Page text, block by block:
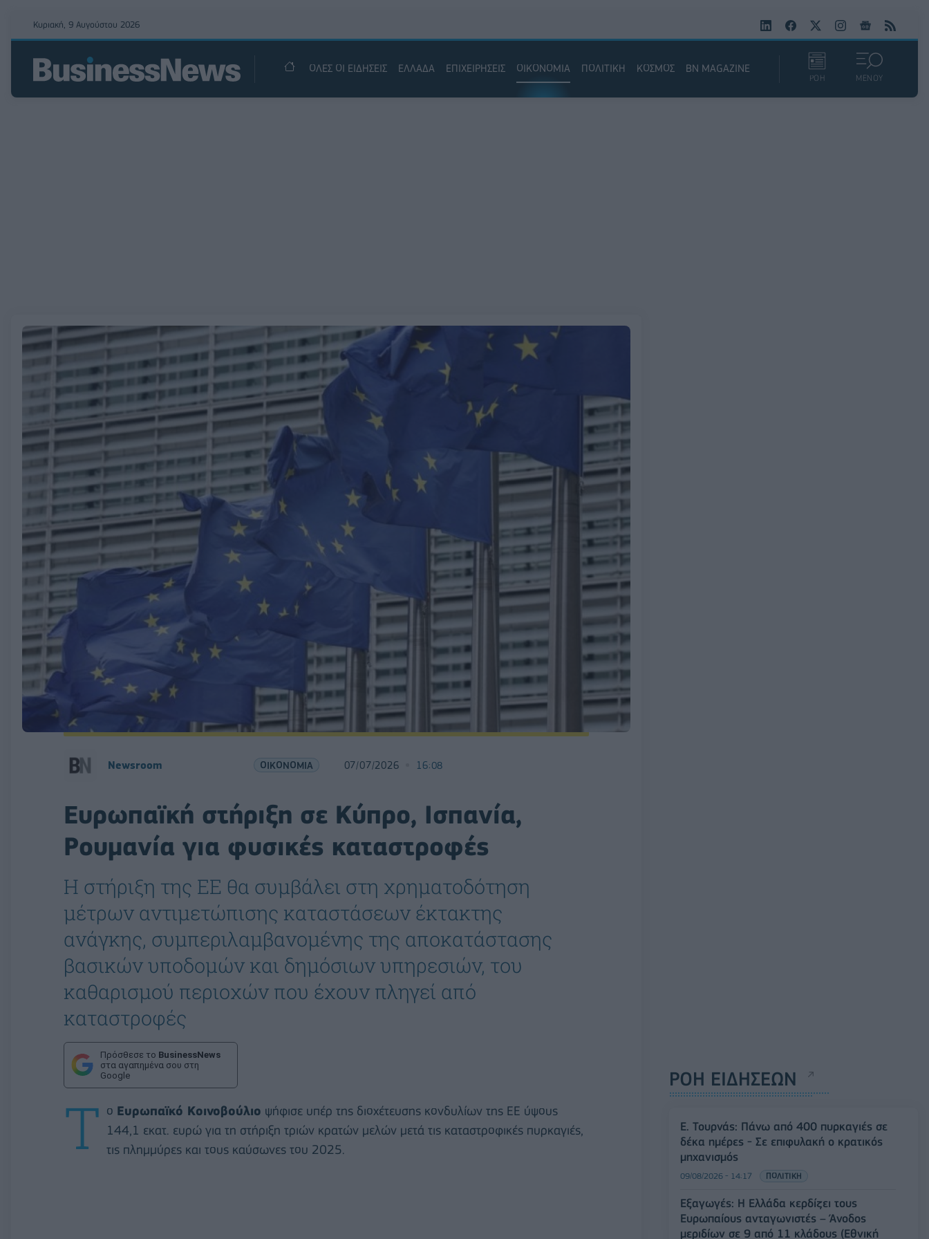
Κυριακή, 9 Αυγούστου 2026
ΟΛΕΣ ΟΙ ΕΙΔΗΣΕΙΣ ΕΛΛΑΔΑ ΕΠΙΧΕΙΡΗΣΕΙΣ ΟΙΚΟΝΟΜΙΑ ΠΟΛΙΤΙΚΗ ΚΟΣΜΟΣ BN MAGAZINE
ΡΟΗ ΜΕΝΟΥ
Newsroom ΟΙΚΟΝΟΜΙΑ 07/07/2026 16:08
Ευρωπαϊκή στήριξη σε Κύπρο, Ισπανία,
Ρουμανία για φυσικές καταστροφές
Η στήριξη της ΕΕ θα συμβάλει στη χρηματοδότηση
μέτρων αντιμετώπισης καταστάσεων έκτακτης
ανάγκης, συμπεριλαμβανομένης της αποκατάστασης
βασικών υποδομών και δημόσιων υπηρεσιών, του
καθαρισμού περιοχών που έχουν πληγεί από
καταστροφές
Πρόσθεσε το BusinessNews
στα αγαπημένα σου στη
Google
Τ ο Ευρωπαϊκό Κοινοβούλιο ψήφισε υπέρ της διοχέτευσης κονδυλίων της ΕΕ ύψους
144,1 εκατ. ευρώ για τη στήριξη τριών κρατών μελών μετά τις καταστροφικές πυρκαγιές,
τις πλημμύρες και τους καύσωνες του 2025.
ΡΟΗ ΕΙΔΗΣΕΩΝ
Ε. Τουρνάς: Πάνω από 400 πυρκαγιές σε
δέκα ημέρες - Σε επιφυλακή ο κρατικός
μηχανισμός
09/08/2026 - 14:17 ΠΟΛΙΤΙΚΗ
Εξαγωγές: Η Ελλάδα κερδίζει τους
Ευρωπαίους ανταγωνιστές – Άνοδος
μεριδίων σε 9 από 11 κλάδους (Εθνική